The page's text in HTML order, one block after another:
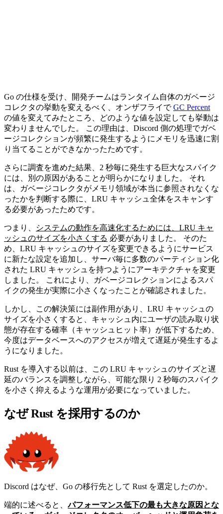
Go の仕様を受け、開発チームはランタイム自体のガベージ
コレクタの挙動を変えるべく、オンザフライでGC Percent
の値を変えてみたところ、どのような値を設定しても挙動は
変わりませんでした。 この理由は、Discord 側の処理でガベ
ージコレクションが頻繁に発生するようにメモリを迅速に割
り当てることができなかったためです。
さらに調査を進めた結果、2 秒毎に発生する巨大なスパイク
には、別の原因があることが明らかになりました。 それ
は、ガベージコレクタがメモリ領域が本当に参照されなくな
ったかを判断する際に、LRU キャッシュ全体をスキャンす
る必要があったためです。
つまり、
システムの動作を高速化するためには、LRU キャ
ッシュのサイズを小さくする 必要がありました。 そのた
め、LRU キャッシュのサイズを変更できるようにサービス
に新たな設定を追加し、サーバ毎に多数のパーティション化
された LRU キャッシュを持つようにアーキテクチャを変更
しました。 これにより、ガベージコレクションによるスパ
イクの発生が実際に小さくなったことが確認されました。
しかし、この解決策には副作用があり、LRU キャッシュの
サイズを小さくすると、キャッシュ内にユーザの読み取り状
態が存在する確率（キャッシュヒット率）が低下するため、
今度はデータベースへのアクセスが増えて遅延が発生するよ
うになりました。
Rust を導入する以前は、この LRU キャッシュのサイズと遅
延のバランスを調整しながら、可能な限り 2 秒毎のスパイク
を小さく抑えるような運用が必要になっていました。
なぜ Rust を採用するのか
Discord はなぜ、Go の移行先として Rust を選定したのか。
端的に述べると、パフォーマンス低下の最も大きな原因とな